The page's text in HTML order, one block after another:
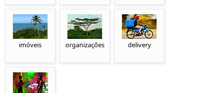
imóveis organizações delivery